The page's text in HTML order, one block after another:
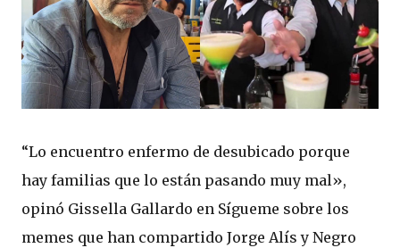
“Lo encuentro enfermo de desubicado porque
hay familias que lo están pasando muy mal»,
opinó Gissella Gallardo en Sígueme sobre los
memes que han compartido Jorge Alís y Negro